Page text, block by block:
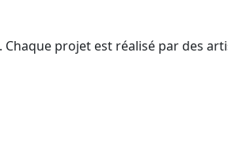
projet est réalisé par des